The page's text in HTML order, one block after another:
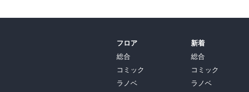
フロア
総合
コミック
ラノベ
新着
総合
コミック
ラノベ